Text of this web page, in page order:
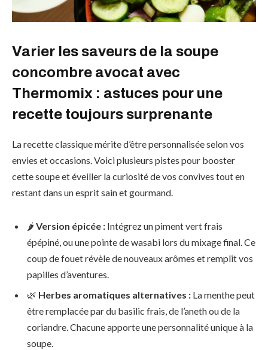
Varier les saveurs de la soupe
concombre avocat avec
Thermomix : astuces pour une
recette toujours surprenante
La recette classique mérite d’être personnalisée selon vos
envies et occasions. Voici plusieurs pistes pour booster
cette soupe et éveiller la curiosité de vos convives tout en
restant dans un esprit sain et gourmand.
🌶️ Version épicée : Intégrez un piment vert frais
épépiné, ou une pointe de wasabi lors du mixage final. Ce
coup de fouet révèle de nouveaux arômes et remplit vos
papilles d’aventures.
🌿 Herbes aromatiques alternatives : La menthe peut
être remplacée par du basilic frais, de l’aneth ou de la
coriandre. Chacune apporte une personnalité unique à la
soupe.